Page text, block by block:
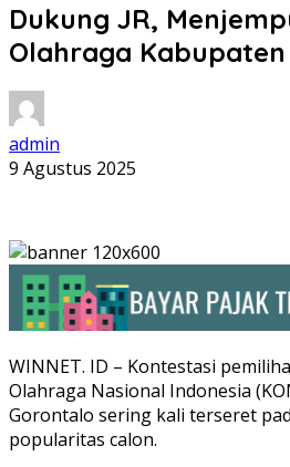
Dukung JR,
Olahraga
admin
9 Agustus 2025
WINNET. ID – Kontestasi
Olahraga Nasional Indonesia
Gorontalo sering kali terseret
popularitas calon.